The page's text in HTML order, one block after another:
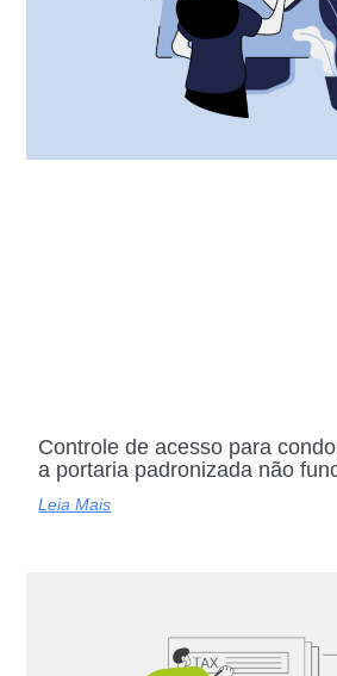
Controle de acesso para
a portaria padronizada não
Leia Mais